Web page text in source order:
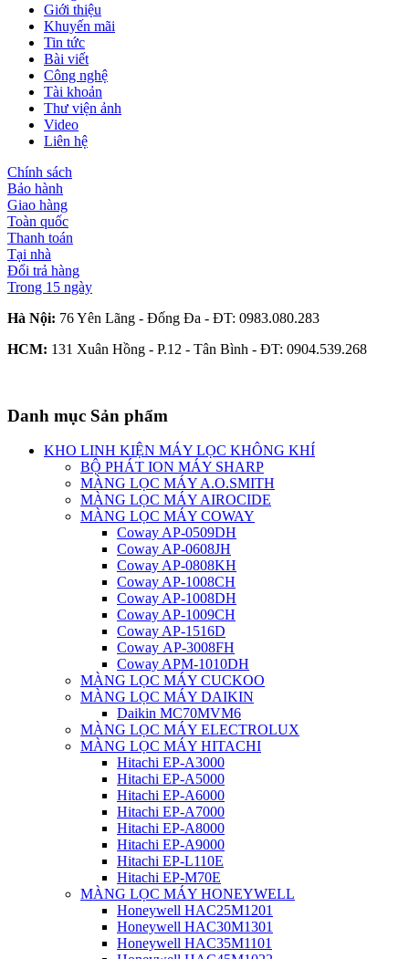
Giới thiệu
Khuyến mãi
Tin tức
Bài viết
Công nghệ
Tài khoản
Thư viện ảnh
Video
Liên hệ
Chính sách
Bảo hành
Giao hàng
Toàn quốc
Thanh toán
Tại nhà
Đổi trả hàng
Trong 15 ngày
Hà Nội: 76 Yên Lãng - Đống Đa - ĐT: 0983.080.283
HCM: 131 Xuân Hồng - P.12 - Tân Bình - ĐT: 0904.539.268
Danh mục Sản phẩm
KHO LINH KIỆN MÁY LỌC KHÔNG KHÍ
BỘ PHÁT ION MÁY SHARP
MÀNG LỌC MÁY A.O.SMITH
MÀNG LỌC MÁY AIROCIDE
MÀNG LỌC MÁY COWAY
Coway AP-0509DH
Coway AP-0608JH
Coway AP-0808KH
Coway AP-1008CH
Coway AP-1008DH
Coway AP-1009CH
Coway AP-1516D
Coway AP-3008FH
Coway APM-1010DH
MÀNG LỌC MÁY CUCKOO
MÀNG LỌC MÁY DAIKIN
Daikin MC70MVM6
MÀNG LỌC MÁY ELECTROLUX
MÀNG LỌC MÁY HITACHI
Hitachi EP-A3000
Hitachi EP-A5000
Hitachi EP-A6000
Hitachi EP-A7000
Hitachi EP-A8000
Hitachi EP-A9000
Hitachi EP-L110E
Hitachi EP-M70E
MÀNG LỌC MÁY HONEYWELL
Honeywell HAC25M1201
Honeywell HAC30M1301
Honeywell HAC35M1101